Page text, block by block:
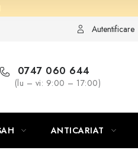
Autentificare
0747 060 644
(lu – vi: 9:00 – 17:00)
ANTICARIAT